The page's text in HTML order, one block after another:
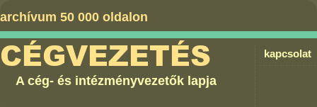
archívum 50 000 oldalon
kapcsolat
CÉGVEZETÉS
A cég- és intézményvezetők lapja